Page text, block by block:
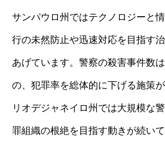
サンパウロ州ではテクノロジーと
行の未然防止や迅速対応を目指す
あげています。警察の殺害事件数
の、犯罪率を総体的に下げる施策
リオデジャネイロ州では大規模な
罪組織の根絶を目指す動きが続い